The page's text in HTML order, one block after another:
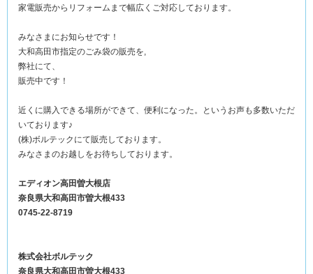
家電販売からリフォームまで幅広くご対応しております。
みなさまにお知らせです！
大和高田市指定のごみ袋の販売を,
弊社にて、
販売中です！
近くに購入できる場所ができて、便利になった。というお声も多数いただ
いております♪
(株)ボルテックにて販売しております。
みなさまのお越しをお待ちしております。
エディオン高田曽大根店
奈良県大和高田市曽大根433
0745-22-8719
株式会社ボルテック
奈良県大和高田市曽大根433